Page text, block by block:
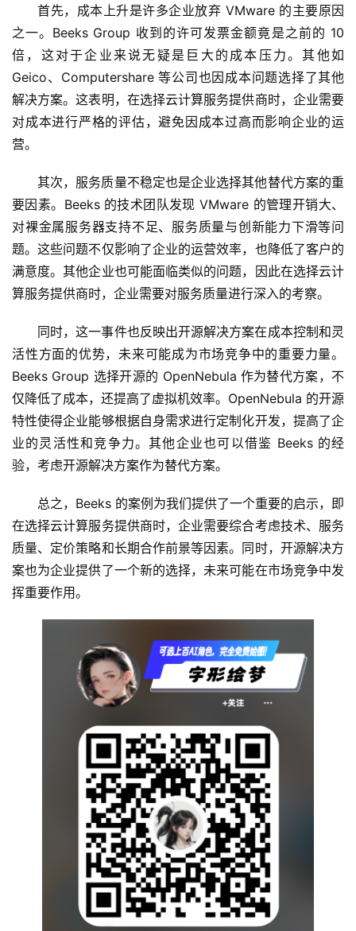
白
泽
绘
梦
A
品
目
录
行
讯
A
I
免
费
课
A
I
V
I
登录 注册
首先，成本上升是许多企业放弃 VMware 的主要原因
之一。Beeks Group 收到的许可发票金额竟是之前的 10
倍，这对于企业来说无疑是巨大的成本压力。其他如
Geico、Computershare 等公司也因成本问题选择了其他
解决方案。这表明，在选择云计算服务提供商时，企业需要
对成本进行严格的评估，避免因成本过高而影响企业的运
营。
其次，服务质量不稳定也是企业选择其他替代方案的重
要因素。Beeks 的技术团队发现 VMware 的管理开销大、
对裸金属服务器支持不足、服务质量与创新能力下滑等问
题。这些问题不仅影响了企业的运营效率，也降低了客户的
满意度。其他企业也可能面临类似的问题，因此在选择云计
算服务提供商时，企业需要对服务质量进行深入的考察。
同时，这一事件也反映出开源解决方案在成本控制和灵
活性方面的优势，未来可能成为市场竞争中的重要力量。
Beeks Group 选择开源的 OpenNebula 作为替代方案，不
仅降低了成本，还提高了虚拟机效率。OpenNebula 的开源
特性使得企业能够根据自身需求进行定制化开发，提高了企
业的灵活性和竞争力。其他企业也可以借鉴 Beeks 的经
验，考虑开源解决方案作为替代方案。
总之，Beeks 的案例为我们提供了一个重要的启示，即
在选择云计算服务提供商时，企业需要综合考虑技术、服务
质量、定价策略和长期合作前景等因素。同时，开源解决方
案也为企业提供了一个新的选择，未来可能在市场竞争中发
挥重要作用。